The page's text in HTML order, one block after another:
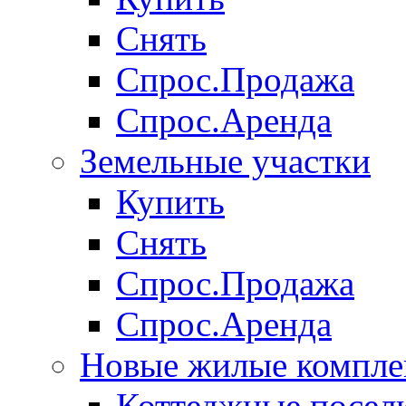
Снять
Спрос.Продажа
Спрос.Аренда
Земельные участки
Купить
Снять
Спрос.Продажа
Спрос.Аренда
Новые жилые